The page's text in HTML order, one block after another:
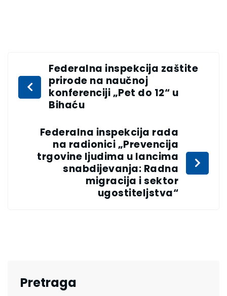
Federalna inspekcija zaštite
prirode na naučnoj
konferenciji „Pet do 12“ u
Bihaću
Federalna inspekcija rada
na radionici „Prevencija
trgovine ljudima u lancima
snabdijevanja: Radna
migracija i sektor
ugostiteljstva“
Pretraga